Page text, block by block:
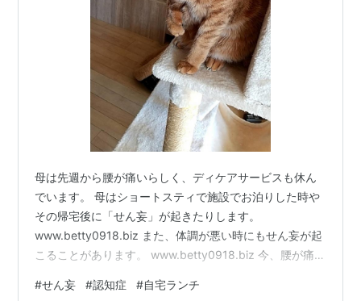
母は先週から腰が痛いらしく、ディケアサービスも休ん
でいます。 母はショートスティで施設でお泊りした時や
その帰宅後に「せん妄」が起きたりします。
www.betty0918.biz また、体調が悪い時にもせん妄が起
こることがあります。 www.betty0918.biz 今、腰が痛い
か、昨日の昼寝（うたた寝？）の後にせん妄がおきまし
#せん妄 #認知症 #自宅ランチ